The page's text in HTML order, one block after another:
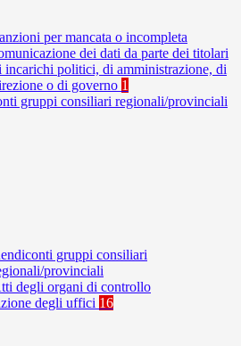
per mancata o incompleta
dei dati da parte dei titolari
incarichi politici, di amministrazione, di
o di governo 1
gruppi consiliari regionali/provinciali
gruppi consiliari
provinciali
degli organi di controllo
degli uffici 16